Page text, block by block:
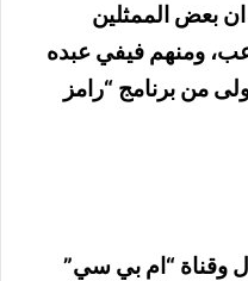
بعض الممثلين
ومنهم فيفي عبده
من برنامج “رامز
وقناة “ام بي سي”